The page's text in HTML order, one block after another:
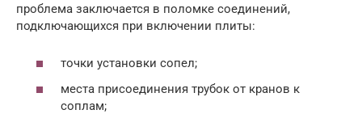
проблема заключается в поломке соединений,
подключающихся при включении плиты:
точки установки сопел;
места присоединения трубок от кранов к
соплам;